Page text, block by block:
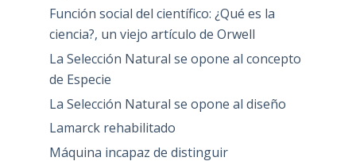
Función social del científico: ¿Qué es la
ciencia?, un viejo artículo de Orwell
La Selección Natural se opone al concepto
de Especie
La Selección Natural se opone al diseño
Lamarck rehabilitado
Máquina incapaz de distinguir